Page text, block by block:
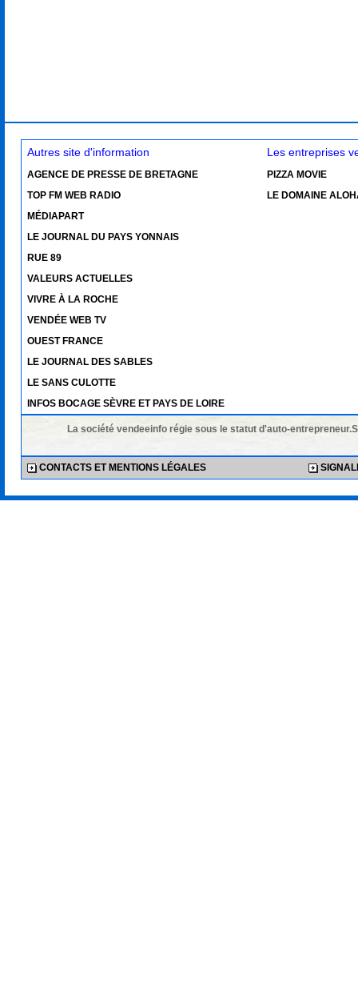
Autres site d'information
AGENCE DE PRESSE DE BRETAGNE
TOP FM WEB RADIO
MÉDIAPART
LE JOURNAL DU PAYS YONNAIS
RUE 89
VALEURS ACTUELLES
VIVRE À LA ROCHE
VENDÉE WEB TV
OUEST FRANCE
LE JOURNAL DES SABLES
LE SANS CULOTTE
INFOS BOCAGE SÈVRE ET PAYS DE LOIRE
Les entreprises
PIZZA MOVIE
LE DOMAINE
La société vendeeinfo régie sous le statut d'auto-
CONTACTS ET MENTIONS LÉGALES